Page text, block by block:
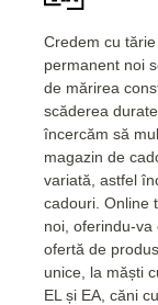
Credem cu
permanent noi
de mărirea
scăderea
încercăm să
magazin de
variată, astfel
cadouri. Online
noi, oferindu-va
ofertă de
unice, la măști
EL și EA, căni